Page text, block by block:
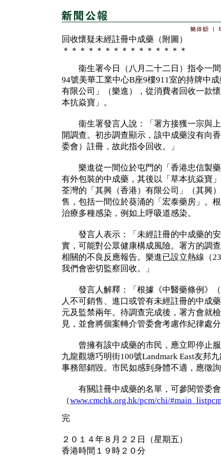
回收懷疑未經註冊中成藥（附圖）
＊＊＊＊＊＊＊＊＊＊＊＊＊＊＊
衞生署今日（八月二十二日）指令一間
94號美華工業中心B座9樓911室的持牌中
有限公司」（樂進），從消費者回收一款
本抗焱寶」。
衞生署發言人說：「署方接獲一宗與上
開調查。初步調查顯示，該中成藥沒有向
委會）註冊，故此指令回收。」
樂進從一間位於屯門的「香港忠信製藥
有外包裝的中成藥，其後以「草本抗焱寶
荃灣的「其興（香港）有限公司」（其興
售，包括一間位於葵涌的「宏泰藥房」。
治療多種感染，例如上呼吸道感染。
發言人表示：「未經註冊的中成藥的安
實，可能對公眾健康構成風險。署方的調
相關的不良反應報告。樂進已設立熱線（
我們會密切監察回收。」
發言人解釋：「根據《中醫藥條例》（
人不可銷售、進口或管有未經註冊的中成
元及監禁兩年。待調查完成後，署方會就
見，並會將個案轉介管委會考慮作紀律處
曾擁有該中成藥的市民，應立即停止服
九龍觀塘巧明街100號Landmark East友邦
事務部銷毀。市民如感到身體不適，應徵
有關註冊中成藥的名單，可參閱管委
（www.cmchk.org.hk/pcm/chi/
完
２０１４年８月２２日（星期五）
香港時間１９時２０分